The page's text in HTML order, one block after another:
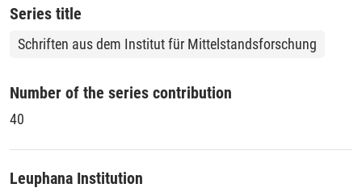
Series title
Schriften aus dem Institut für Mittelstandsforschung
Number of the series contribution
40
Leuphana Institution